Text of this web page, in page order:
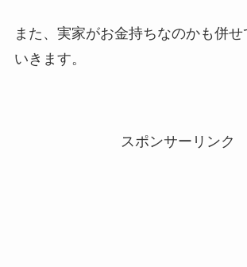
また、実家がお金持ちなのかも併
いきます。
スポンサーリンク